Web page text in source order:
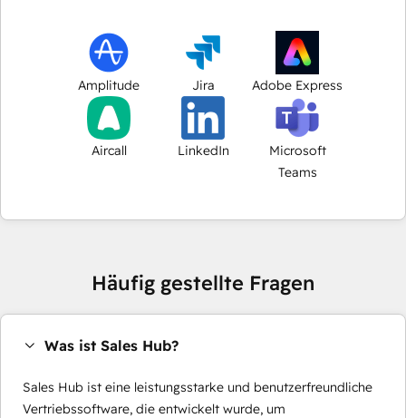
Amplitude Jira Adobe Express
Aircall LinkedIn
Microsoft
Teams
Häufig gestellte Fragen
Was ist Sales Hub?
Sales Hub ist eine leistungsstarke und benutzerfreundliche
Vertriebssoftware, die entwickelt wurde, um